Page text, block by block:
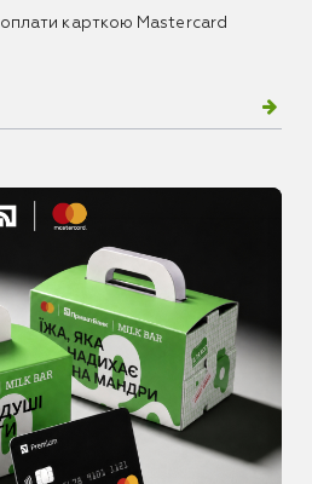
карткою Mastercard